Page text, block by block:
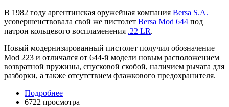
В 1982 году аргентинская оружейная компания Bersa S.A.
усовершенствовала свой же пистолет Bersa Mod 644 под
патрон кольцевого воспламенения .22 LR.
Новый модернизированный пистолет получил обозначение
Mod 223 и отличался от 644-й модели новым расположением
возвратной пружины, спусковой скобой, наличием рычага для
разборки, а также отсутствием флажкового предохранителя.
Подробнее
6722 просмотра